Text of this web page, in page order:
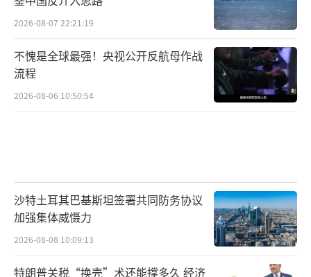
2026-08-07 22:21:19
不愧是全球最强！央视公开反航母作战
流程
2026-08-06 10:50:54
沙特土耳其巴基斯坦签署共同防务协议
加强集体威慑力
2026-08-08 10:09:13
特朗普关税“换壳”术还能撑多久 经济